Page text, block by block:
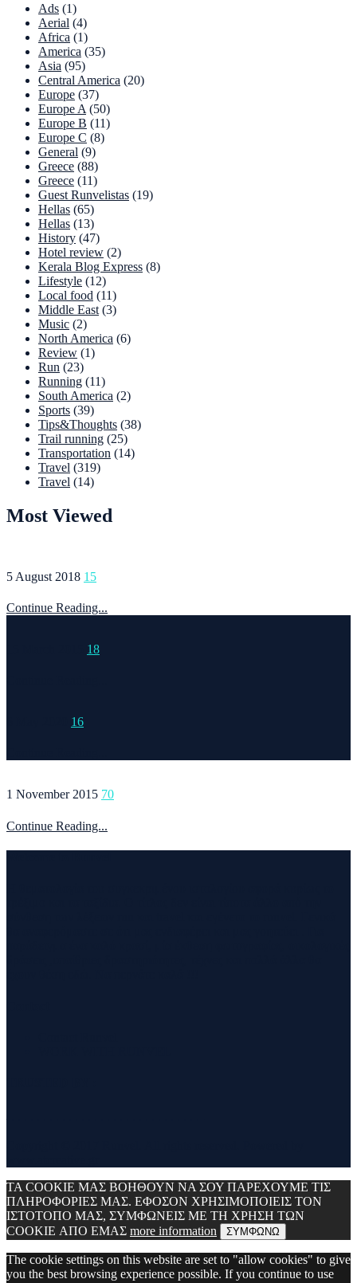
Ads (1)
Aerial (4)
Africa (1)
America (35)
Asia (95)
Central America (20)
Europe (37)
Europe A (50)
Europe B (11)
Europe C (8)
General (9)
Greece (88)
Greece (11)
Guest Runvelistas (19)
Hellas (65)
Hellas (13)
History (47)
Hotel review (2)
Kerala Blog Express (8)
Lifestyle (12)
Local food (11)
Middle East (3)
Music (2)
North America (6)
Review (1)
Run (23)
Running (11)
South America (2)
Sports (39)
Tips&Thoughts (38)
Trail running (25)
Transportation (14)
Travel (319)
Travel (14)
Most Viewed
5 August 2018 15
Continue Reading...
18
16
1 November 2015 70
Continue Reading...
ΤΑ COOKIE ΜΑΣ ΒΟΗΘΟΥΝ ΝΑ ΣΟΥ ΠΑΡΕΧΟΥΜΕ ΤΙΣ
ΠΛΗΡΟΦΟΡΙΕΣ ΜΑΣ. ΕΦΟΣΟΝ ΧΡΗΣΙΜΟΠΟΙΕΙΣ ΤΟΝ
ΙΣΤΟΤΟΠΟ ΜΑΣ, ΣΥΜΦΩΝΕΙΣ ΜΕ ΤΗ ΧΡΗΣΗ ΤΩΝ
COOKIE ΑΠΟ ΕΜΑΣ more information ΣΥΜΦΩΝΩ
The cookie settings on this website are set to "allow cookies" to give
you the best browsing experience possible. If you continue to use